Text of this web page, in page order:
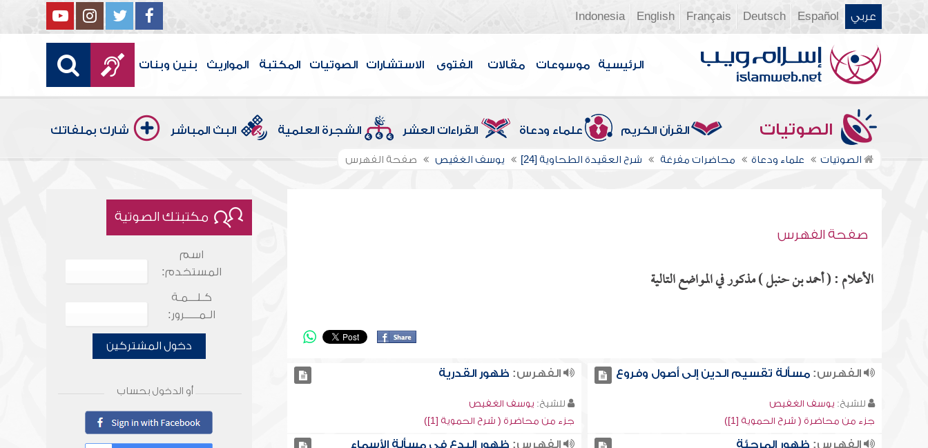
عربي Español
Deutsch
Français
English
Indonesia
الرئيسية موسوعات مقالات الفتوى الاستشارات الصوتيات المكتبة المواريث بنين وبنات
الصوتيات القرآن الكريم علماء ودعاة القراءات العشر الشجرة العلمية البث المباشر شارك بملفاتك
الصوتيات علماء ودعاة محاضرات مفرغة شرح العقيدة الطحاوية [24] يوسف الغفيص صفحة الفهرس
صفحة الفهرس
الأعلام : ( أحمد بن حنبل ) مذكور في المواضع التالية
الفهرس:مسألة تقسيم الدين إلى أصول وفروع
للشيخ: يوسف الغفيص
جزء من محاضرة ( شرح الحموية [1])
الفهرس: ظهور القدرية
للشيخ: يوسف الغفيص
جزء من محاضرة ( شرح الحموية [1])
الفهرس: ظهور المرجئة الفهرس: ظهور البدع في مسألة الأسماء
مكتبتك الصوتية
اسم
المستخدم:
كـلـــمـة
الـمـــــرور:
دخول المشتركين
أو الدخول بحساب